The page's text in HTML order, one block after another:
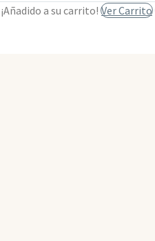
¡Añadido a su carrito! Ver Carrito